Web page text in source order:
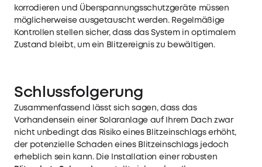
korrodieren und Überspannungsschutzgeräte müssen
möglicherweise ausgetauscht werden. Regelmäßige
Kontrollen stellen sicher, dass das System in optimalem
Zustand bleibt, um ein Blitzereignis zu bewältigen.
Schlussfolgerung
Zusammenfassend lässt sich sagen, dass das
Vorhandensein einer Solaranlage auf Ihrem Dach zwar
nicht unbedingt das Risiko eines Blitzeinschlags erhöht,
der potenzielle Schaden eines Blitzeinschlags jedoch
erheblich sein kann. Die Installation einer robusten